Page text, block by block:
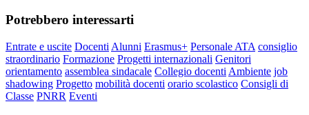
Potrebbero interessarti
Entrate e uscite Docenti Alunni Erasmus+ Personale ATA consiglio
straordinario Formazione Progetti internazionali Genitori
orientamento assemblea sindacale Collegio docenti Ambiente job
shadowing Progetto mobilità docenti orario scolastico Consigli di
Classe PNRR Eventi